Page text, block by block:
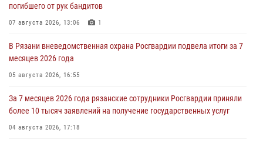
погибшего от рук бандитов
07 августа 2026, 13:06 1
В Рязани вневедомственная охрана Росгвардии подвела итоги за 7
месяцев 2026 года
05 августа 2026, 16:55
За 7 месяцев 2026 года рязанские сотрудники Росгвардии приняли
более 10 тысяч заявлений на получение государственных услуг
04 августа 2026, 17:18